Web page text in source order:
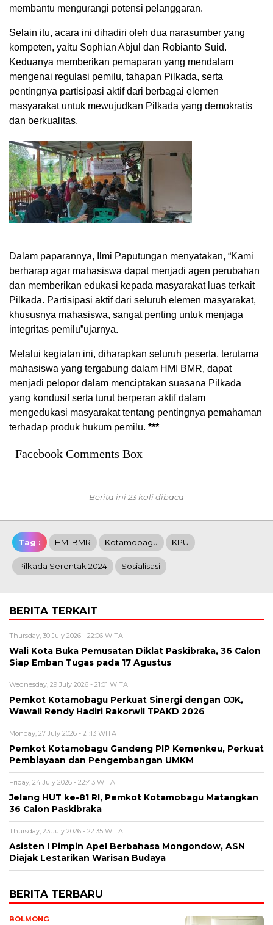
membantu mengurangi potensi pelanggaran.
Selain itu, acara ini dihadiri oleh dua narasumber yang
kompeten, yaitu Sophian Abjul dan Robianto Suid.
Keduanya memberikan pemaparan yang mendalam
mengenai regulasi pemilu, tahapan Pilkada, serta
pentingnya partisipasi aktif dari berbagai elemen
masyarakat untuk mewujudkan Pilkada yang demokratis
dan berkualitas.
Dalam paparannya, Ilmi Paputungan menyatakan, “Kami
berharap agar mahasiswa dapat menjadi agen perubahan
dan memberikan edukasi kepada masyarakat luas terkait
Pilkada. Partisipasi aktif dari seluruh elemen masyarakat,
khususnya mahasiswa, sangat penting untuk menjaga
integritas pemilu”ujarnya.
Melalui kegiatan ini, diharapkan seluruh peserta, terutama
mahasiswa yang tergabung dalam HMI BMR, dapat
menjadi pelopor dalam menciptakan suasana Pilkada
yang kondusif serta turut berperan aktif dalam
mengedukasi masyarakat tentang pentingnya pemahaman
terhadap produk hukum pemilu. ***
Facebook Comments Box
Berita ini 23 kali dibaca
Tag : HMI BMR Kotamobagu KPU
Pilkada Serentak 2024 Sosialisasi
BERITA TERKAIT
Thursday, 30 July 2026 - 22:06 WITA
Wali Kota Buka Pemusatan Diklat Paskibraka, 36 Calon
Siap Emban Tugas pada 17 Agustus
Wednesday, 29 July 2026 - 21:01 WITA
Pemkot Kotamobagu Perkuat Sinergi dengan OJK,
Wawali Rendy Hadiri Rakorwil TPAKD 2026
Monday, 27 July 2026 - 21:13 WITA
Pemkot Kotamobagu Gandeng PIP Kemenkeu, Perkuat
Pembiayaan dan Pengembangan UMKM
Friday, 24 July 2026 - 22:43 WITA
Jelang HUT ke-81 RI, Pemkot Kotamobagu Matangkan
36 Calon Paskibraka
Thursday, 23 July 2026 - 22:35 WITA
Asisten I Pimpin Apel Berbahasa Mongondow, ASN
Diajak Lestarikan Warisan Budaya
BERITA TERBARU
BOLMONG